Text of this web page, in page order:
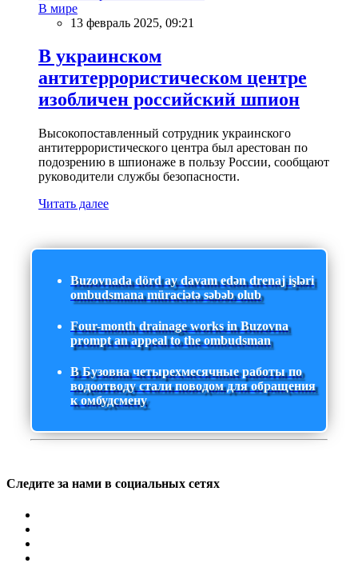
В мире
13 февраль 2025, 09:21
В украинском
антитеррористическом центре
изобличен российский шпион
Высокопоставленный сотрудник украинского
антитеррористического центра был арестован по
подозрению в шпионаже в пользу России, сообщают
руководители службы безопасности.
Читать далее
Buzovnada dörd ay davam edən drenaj işləri
ombudsmana müraciətə səbəb olub
Four-month drainage works in Buzovna
prompt an appeal to the ombudsman
В Бузовна четырехмесячные работы по
водоотводу стали поводом для обращения
к омбудсмену
Следите за нами в социальных сетях